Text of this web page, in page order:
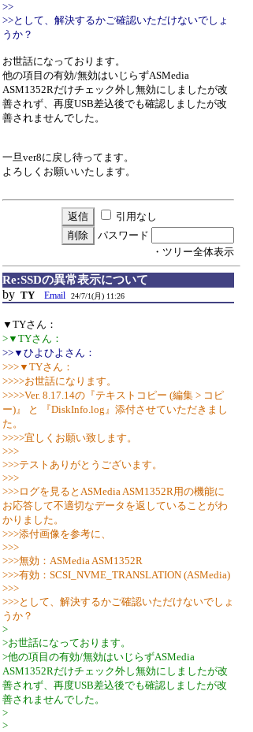
>>
>>として、解決するかご確認いただけないでしょ
うか？
お世話になっております。
他の項目の有効/無効はいじらずASMedia
ASM1352Rだけチェック外し無効にしましたが改
善されず、再度USB差込後でも確認しましたが改
善されませんでした。
一旦ver8に戻し待ってます。
よろしくお願いいたします。
引用なし
パスワード
・ツリー全体表示
Re:SSDの異常表示について
by TY Email 24/7/1(月) 11:26
▼TYさん：
>▼TYさん：
>>▼ひよひよさん：
>>>▼TYさん：
>>>>お世話になります。
>>>>Ver. 8.17.14の『テキストコピー (編集 > コピ
ー)』 と 『DiskInfo.log』添付させていただきまし
た。
>>>>宜しくお願い致します。
>>>
>>>テストありがとうございます。
>>>
>>>ログを見るとASMedia ASM1352R用の機能に
お応答して不適切なデータを返していることがわ
かりました。
>>>添付画像を参考に、
>>>
>>>無効：ASMedia ASM1352R
>>>有効：SCSI_NVME_TRANSLATION (ASMedia)
>>>
>>>として、解決するかご確認いただけないでしょ
うか？
>
>お世話になっております。
>他の項目の有効/無効はいじらずASMedia
ASM1352Rだけチェック外し無効にしましたが改
善されず、再度USB差込後でも確認しましたが改
善されませんでした。
>
>